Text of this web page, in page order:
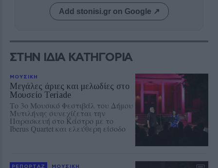
Add stonisi.gr on Google ↗
ΣΤΗΝ ΙΔΙΑ ΚΑΤΗΓΟΡΙΑ
ΜΟΥΣΙΚΗ
Μεγάλες άριες και μελωδίες στο
Μουσείο Teriade
Το 3ο Μουσικό Φεστιβάλ του Δήμου
Μυτιλήνης συνεχίζεται την
Παρασκευή στο Κάστρο με το
Iberus Quartet και ελεύθερη είσοδο
ΡΕΠΟΡΤΑΖ ΜΟΥΣΙΚΗ